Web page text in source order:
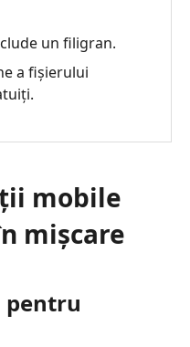
un filigran.
a fișierului
mobile
mișcare
pentru